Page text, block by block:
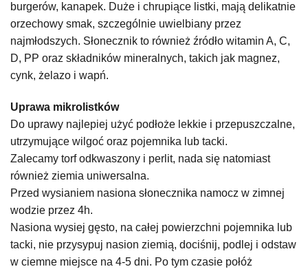
burgerów, kanapek. Duże i chrupiące listki, mają delikatnie
orzechowy smak, szczególnie uwielbiany przez
najmłodszych. Słonecznik to również źródło witamin A, C,
D, PP oraz składników mineralnych, takich jak magnez,
cynk, żelazo i wapń.
Uprawa mikrolistków
Do uprawy najlepiej użyć podłoże lekkie i przepuszczalne,
utrzymujące wilgoć oraz pojemnika lub tacki.
Zalecamy torf odkwaszony i perlit, nada się natomiast
również ziemia uniwersalna.
Przed wysianiem nasiona słonecznika namocz w zimnej
wodzie przez 4h.
Nasiona wysiej gęsto, na całej powierzchni pojemnika lub
tacki, nie przysypuj nasion ziemią, dociśnij, podlej i odstaw
w ciemne miejsce na 4-5 dni. Po tym czasie połóż